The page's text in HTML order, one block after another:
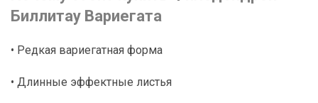
Биллитау Вариегата
• Редкая вариегатная форма
• Длинные эффектные листья